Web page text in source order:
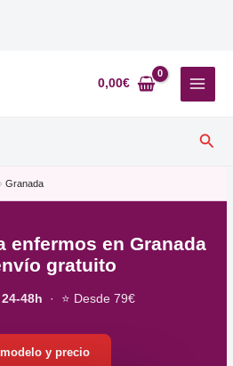
0,00€
Granada
enfermos en Granada
gratuito
24-48h · ⭐ Desde 79€
y precio